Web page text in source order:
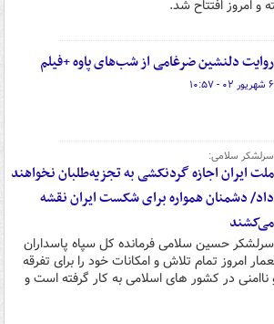
و امروز افتتاح شد.
روایت دلنشین ضرغامی از شب‌های پاوه +فیلم
۶ شهریور ۰۲ - ۱۰:۵۷
سرلشکر سلامی:
ملت ایران اجازه گردنکشی به تجزیه‌طلبان نخواهند
داد/ دشمنان همواره برای شکست ایران نقشه
می‌کشند
سرلشکر حسین سلامی فرمانده کل سپاه پاسداران
امروز تمام تلاش و امکانات خود را برای تفرقه
ناامنی در کشور های اسلامی به کار گرفته است و